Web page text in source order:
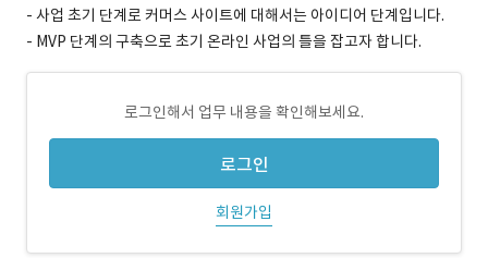
- 사업 초기 단계로 커머스 사이트에 대해서는 아이디어 단계입니다.
- MVP 단계의 구축으로 초기 온라인 사업의 틀을 잡고자 합니다.
로그인해서 업무 내용을 확인해보세요.
로그인
회원가입